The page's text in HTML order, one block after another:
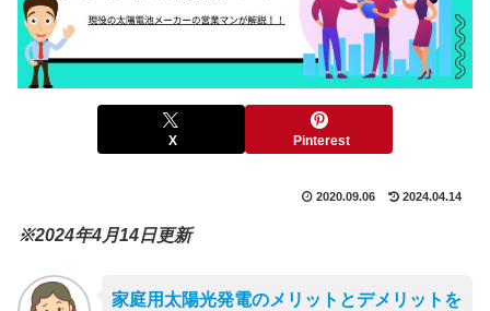
X Pinterest
2020.09.06 2024.04.14
※2024年4月14日更新
家庭用 太陽光発電のメリットとデメリットを